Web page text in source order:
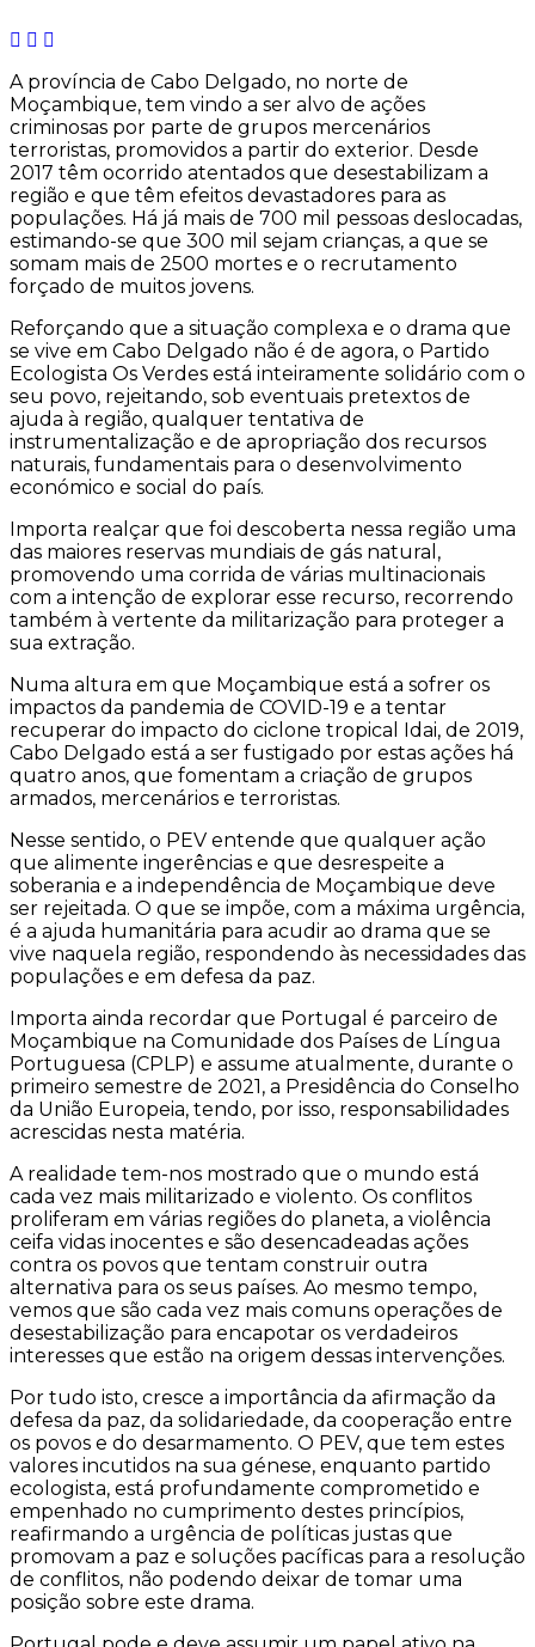
A província de Cabo Delgado, no norte de
Moçambique, tem vindo a ser alvo de ações
criminosas por parte de grupos mercenários
terroristas, promovidos a partir do exterior. Desde
2017 têm ocorrido atentados que desestabilizam a
região e que têm efeitos devastadores para as
populações. Há já mais de 700 mil pessoas deslocadas,
estimando-se que 300 mil sejam crianças, a que se
somam mais de 2500 mortes e o recrutamento
forçado de muitos jovens.
Reforçando que a situação complexa e o drama que
se vive em Cabo Delgado não é de agora, o Partido
Ecologista Os Verdes está inteiramente solidário com o
seu povo, rejeitando, sob eventuais pretextos de
ajuda à região, qualquer tentativa de
instrumentalização e de apropriação dos recursos
naturais, fundamentais para o desenvolvimento
económico e social do país.
Importa realçar que foi descoberta nessa região uma
das maiores reservas mundiais de gás natural,
promovendo uma corrida de várias multinacionais
com a intenção de explorar esse recurso, recorrendo
também à vertente da militarização para proteger a
sua extração.
Numa altura em que Moçambique está a sofrer os
impactos da pandemia de COVID-19 e a tentar
recuperar do impacto do ciclone tropical Idai, de 2019,
Cabo Delgado está a ser fustigado por estas ações há
quatro anos, que fomentam a criação de grupos
armados, mercenários e terroristas.
Nesse sentido, o PEV entende que qualquer ação
que alimente ingerências e que desrespeite a
soberania e a independência de Moçambique deve
ser rejeitada. O que se impõe, com a máxima urgência,
é a ajuda humanitária para acudir ao drama que se
vive naquela região, respondendo às necessidades das
populações e em defesa da paz.
Importa ainda recordar que Portugal é parceiro de
Moçambique na Comunidade dos Países de Língua
Portuguesa (CPLP) e assume atualmente, durante o
primeiro semestre de 2021, a Presidência do Conselho
da União Europeia, tendo, por isso, responsabilidades
acrescidas nesta matéria.
A realidade tem-nos mostrado que o mundo está
cada vez mais militarizado e violento. Os conflitos
proliferam em várias regiões do planeta, a violência
ceifa vidas inocentes e são desencadeadas ações
contra os povos que tentam construir outra
alternativa para os seus países. Ao mesmo tempo,
vemos que são cada vez mais comuns operações de
desestabilização para encapotar os verdadeiros
interesses que estão na origem dessas intervenções.
Por tudo isto, cresce a importância da afirmação da
defesa da paz, da solidariedade, da cooperação entre
os povos e do desarmamento. O PEV, que tem estes
valores incutidos na sua génese, enquanto partido
ecologista, está profundamente comprometido e
empenhado no cumprimento destes princípios,
reafirmando a urgência de políticas justas que
promovam a paz e soluções pacíficas para a resolução
de conflitos, não podendo deixar de tomar uma
posição sobre este drama.